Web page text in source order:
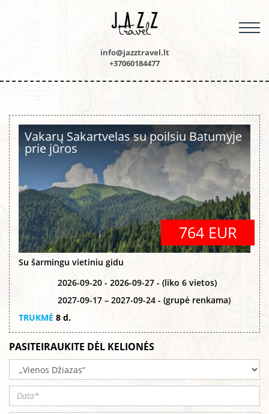
info@jazztravel.lt
+37060184477
Vakarų Sakartvelas su poilsiu Batumyje
prie jūros
764 EUR
Su šarmingu vietiniu gidu
2026-09-20 - 2026-09-27 - (liko 6 vietos)
2027-09-17 – 2027-09-24 - (grupė renkama)
TRUKMĖ 8 d.
PASITEIRAUKITE DĖL KELIONĖS